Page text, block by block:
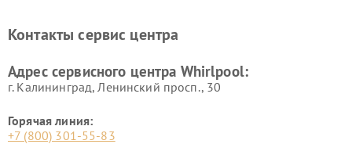
Контакты сервис центра
Адрес сервисного центра Whirlpool:
г. Калининград, Ленинский просп., 30
Горячая линия:
+7 (800) 301-55-83